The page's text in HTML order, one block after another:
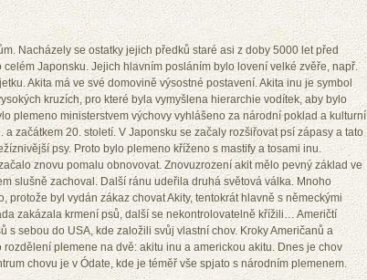
Nacházely se ostatky jejich předků staré asi z doby 5000 let před
Japonsku. Jejich hlavním posláním bylo lovení velké zvěře, např.
Akita má ve své domovině výsostné postavení. Akita inu je symbol
kruzích, pro které byla vymyšlena hierarchie vodítek, aby bylo
plemeno ministerstvem výchovy vyhlášeno za národní poklad a kulturní
začátkem 20. století. V Japonsku se začaly rozšiřovat psí zápasy a tato
psy. Proto bylo plemeno kříženo s mastify a tosami inu.
znovu pomalu obnovovat. Znovuzrození akit mělo pevný základ ve
slušně zachoval. Další ránu udeřila druhá světová válka. Mnoho
byl vydán zákaz chovat Akity, tentokrát hlavně s německými
zakázala krmení psů, další se nekontrolovatelně křížili… Američtí
s sebou do USA, kde založili svůj vlastní chov. Kroky Američanů a
plemene na dvě: akitu inu a americkou akitu. Dnes je chov
chovu je v Ódate, kde je téměř vše spjato s národním plemenem.